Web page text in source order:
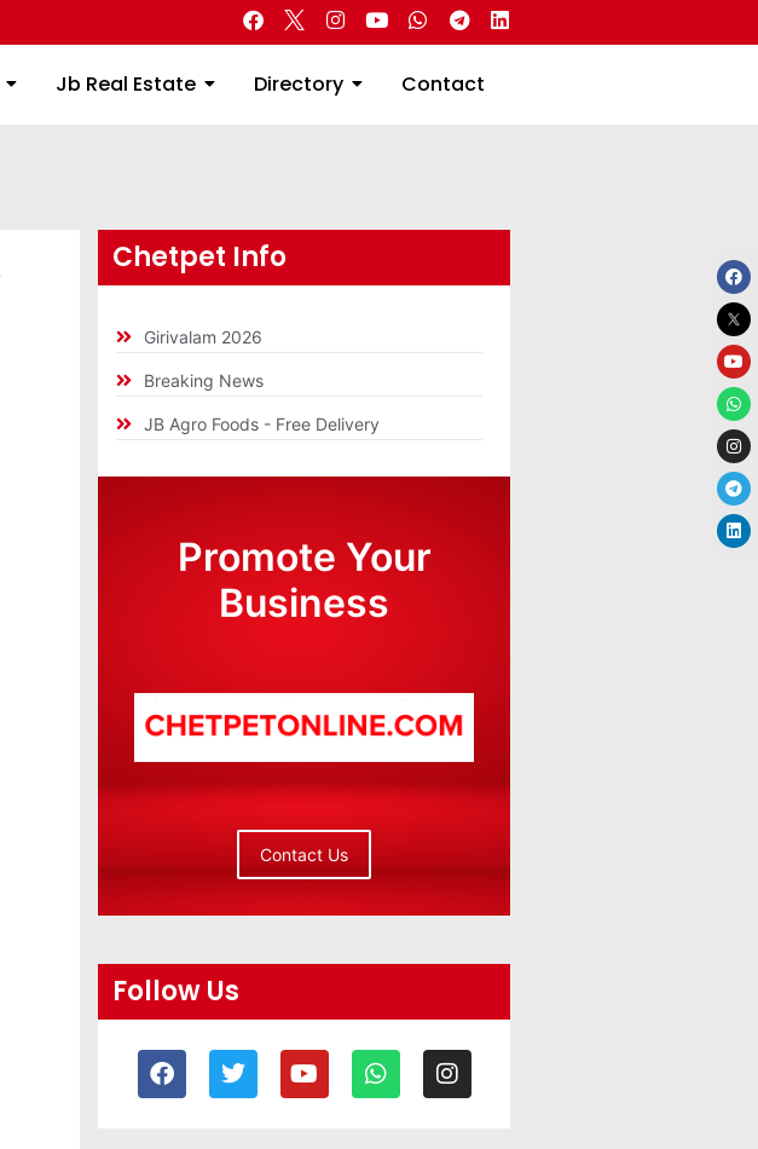
Jb Real Estate Directory Contact
Jb Real Estate
Directory
Contact
Chetpet Info
Girivalam 2026
Breaking News
JB Agro Foods - Free Delivery
Promote Your
Business
Contact Us
Follow Us